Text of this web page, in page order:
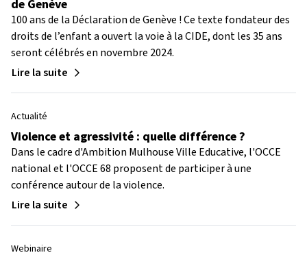
de Genève
100 ans de la Déclaration de Genève ! Ce texte fondateur des
droits de l’enfant a ouvert la voie à la CIDE, dont les 35 ans
seront célébrés en novembre 2024.
Lire la suite
Actualité
Violence et agressivité : quelle différence ?
Dans le cadre d'Ambition Mulhouse Ville Educative, l'OCCE
national et l'OCCE 68 proposent de participer à une
conférence autour de la violence.
Lire la suite
Webinaire